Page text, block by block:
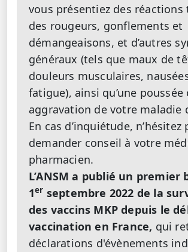
vous présentiez des réactions
des rougeurs, gonflements et
démangeaisons, et d’autres
généraux (tels que maux de
douleurs musculaires,
fatigue), ainsi qu’une poussée
aggravation de votre maladie
En cas d’inquiétude, n’hésitez
demander conseil à votre
pharmacien.
L’ANSM a publié un premier
1er septembre 2022 de la
des vaccins MKP depuis le
vaccination en France, qui
déclarations d'évènements